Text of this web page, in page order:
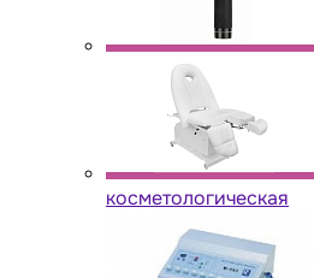
косметологическая